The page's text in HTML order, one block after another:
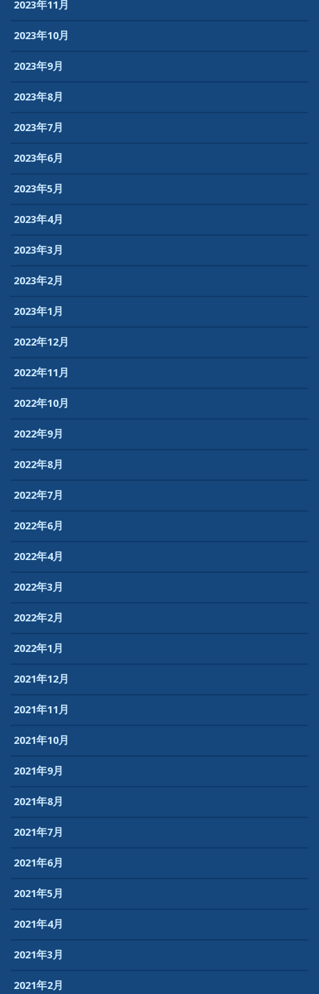
2023年11月
2023年10月
2023年9月
2023年8月
2023年7月
2023年6月
2023年5月
2023年4月
2023年3月
2023年2月
2023年1月
2022年12月
2022年11月
2022年10月
2022年9月
2022年8月
2022年7月
2022年6月
2022年4月
2022年3月
2022年2月
2022年1月
2021年12月
2021年11月
2021年10月
2021年9月
2021年8月
2021年7月
2021年6月
2021年5月
2021年4月
2021年3月
2021年2月